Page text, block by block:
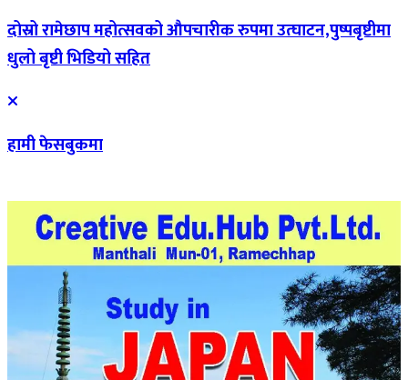
दोस्रो रामेछाप महोत्सवको औपचारीक रुपमा उत्घाटन,पुष्पबृष्टीमा
धुलो बृष्टी भिडियो सहित
हामी फेसबुकमा